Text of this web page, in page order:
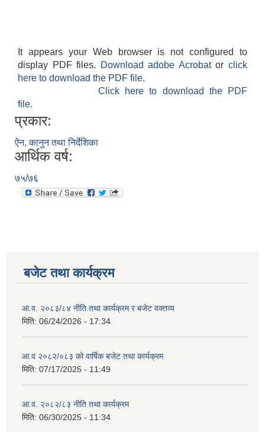
It appears your Web browser is not configured to
display PDF files.
Download adobe Acrobatorclick
here to download the PDF file.
Click here to download the PDF
file.
प्रकार:
ऐन, कानुन तथा निर्देशिका
आर्थिक वर्ष:
७५/७६
बजेट तथा कार्यक्रम
आ.व. २०८३/८४ नीति तथा कार्यक्रम र बजेट वक्तव्य
मिति: 06/24/2026 - 17:34
आ.व २०८२/०८३ को वार्षिक बजेट तथा कार्यक्रम
मिति: 07/17/2025 - 11:49
आ.व. २०८२/८३ नीति तथा कार्यक्रम
मिति: 06/30/2025 - 11:34